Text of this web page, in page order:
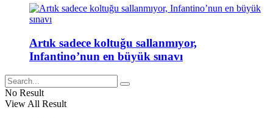
Artık sadece koltuğu sallanmıyor,
Infantino’nun en büyük sınavı
No Result
View All Result